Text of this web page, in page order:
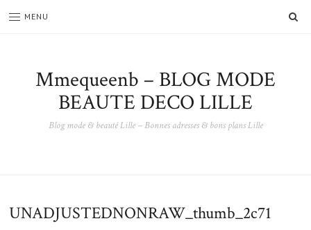
MENU
Mmequeenb – BLOG MODE
BEAUTE DECO LILLE
Blog mode & beauté Lille – Bonnes adresses & bons plans Lille
UNADJUSTEDNONRAW_thumb_2c71